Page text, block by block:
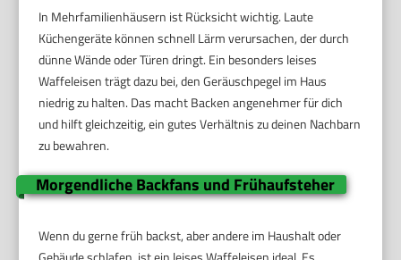
In Mehrfamilienhäusern ist Rücksicht wichtig. Laute
Küchengeräte können schnell Lärm verursachen, der durch
dünne Wände oder Türen dringt. Ein besonders leises
Waffeleisen trägt dazu bei, den Geräuschpegel im Haus
niedrig zu halten. Das macht Backen angenehmer für dich
und hilft gleichzeitig, ein gutes Verhältnis zu deinen Nachbarn
zu bewahren.
Morgendliche Backfans und Frühaufsteher
Wenn du gerne früh backst, aber andere im Haushalt oder